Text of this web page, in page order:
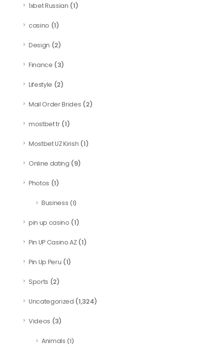
1xbet Russian (1)
casino (1)
Design (2)
Finance (3)
Lifestyle (2)
Mail Order Brides (2)
mostbet tr(1)
Mostbet UZ Kirish (1)
Online dating (9)
Photos (1)
Business (1)
pin up casino (1)
Pin UP Casino AZ(1)
Pin Up Peru (1)
Sports (2)
Uncategorized (1,324)
Videos (3)
Animals (1)